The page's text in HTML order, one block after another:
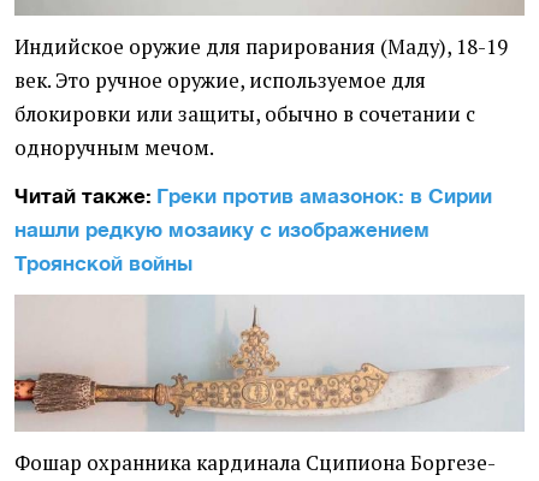
Индийское оружие для парирования (Маду), 18-19
век. Это ручное оружие, используемое для
блокировки или защиты, обычно в сочетании с
одноручным мечом.
Читай также: Греки против амазонок: в Сирии
нашли редкую мозаику с изображением
Троянской войны
Фошар охранника кардинала Сципиона Боргезе-